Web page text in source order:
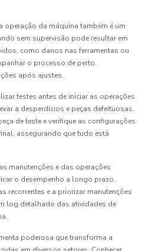
da máquina também é um
sem supervisão pode resultar em
como danos nas ferramentas ou
o processo de perto,
após ajustes.
testes antes de iniciar as operações
a desperdícios e peças defeituosas.
de teste e verifique as configurações
assegurando que tudo está
manutenções e das operações
o desempenho a longo prazo.
recorrentes e a priorizar manutenções
log detalhado das atividades de
poderosa que transforma a